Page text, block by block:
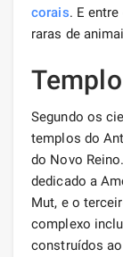
corais. E
raras de
Segundo os
templos do
do Novo
dedicado a
Mut, e o
complexo
construídos